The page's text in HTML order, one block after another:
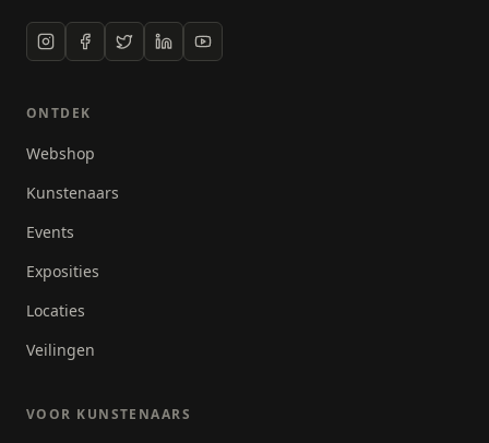
ONTDEK
Webshop
Kunstenaars
Events
Exposities
Locaties
Veilingen
VOOR KUNSTENAARS